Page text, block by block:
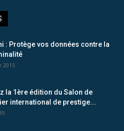
: Protège vos données contre la
2015
la 1ère édition du Salon de
international de prestige...